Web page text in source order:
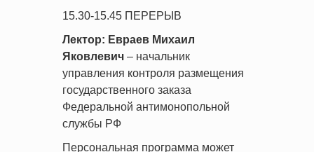
15.30-15.45 ПЕРЕРЫВ
Лектор: Евраев Михаил
Яковлевич – начальник
управления контроля размещения
государственного заказа
Федеральной антимонопольной
службы РФ
Персональная программа может